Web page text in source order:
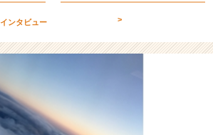
ン
テ
テ
の
タ
イ
インタビュー >